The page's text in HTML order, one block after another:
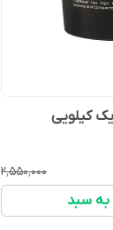
کیلویی
۲٬۵۵۰٬۰۰۰
به سبد